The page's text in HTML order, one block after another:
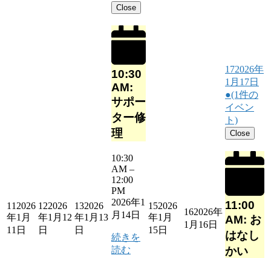
11 2026
年1月
11日
122026
年1月12
日
132026
年1月13
日
Close
10:30
AM:
サポー
ター修
理
10:30
AM –
12:00
PM
2026年1
月14日
続きを
読む
152026
年1月
15日
162026年
1月16日
172026年
1月17日
●(1件の
イベン
ト)
Close
11:00
AM: お
はなし
かい